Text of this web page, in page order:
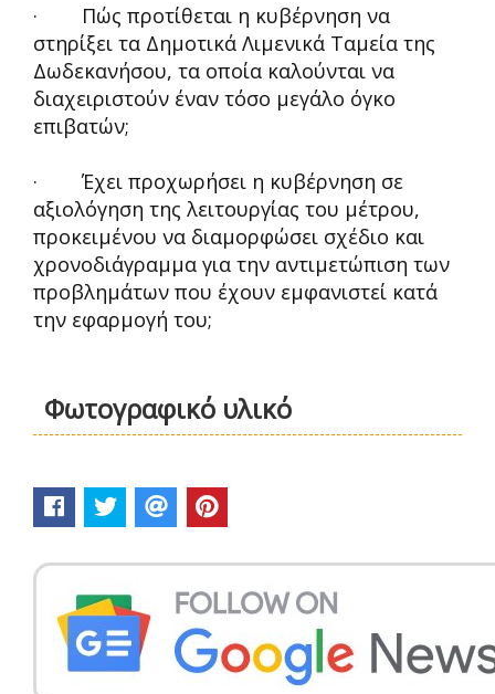
· Πώς προτίθεται η κυβέρνηση να
στηρίξει τα Δημοτικά Λιμενικά Ταμεία της
Δωδεκανήσου, τα οποία καλούνται να
διαχειριστούν έναν τόσο μεγάλο όγκο
επιβατών;
· Έχει προχωρήσει η κυβέρνηση σε
αξιολόγηση της λειτουργίας του μέτρου,
προκειμένου να διαμορφώσει σχέδιο και
χρονοδιάγραμμα για την αντιμετώπιση των
προβλημάτων που έχουν εμφανιστεί κατά
την εφαρμογή του;
Φωτογραφικό υλικό